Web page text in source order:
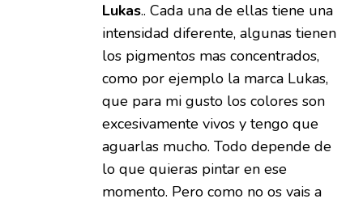
Lukas.. Cada una de ellas tiene una
intensidad diferente, algunas tienen
los pigmentos mas concentrados,
como por ejemplo la marca Lukas,
que para mi gusto los colores son
excesivamente vivos y tengo que
aguarlas mucho. Todo depende de
lo que quieras pintar en ese
momento. Pero como no os vais a